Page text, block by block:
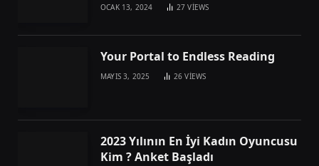
OCAK 13, 2024 27VIEWS
Your Portal to Endless Reading
MAYIS 3, 2025 26VIEWS
2023 Yılının En İyi Kadın Oyuncusu
Kim ? Anket Başladı